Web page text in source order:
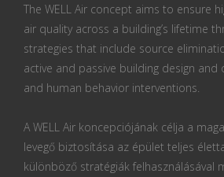
The WELL Air concept aims to ensure
air quality across a building’s lifetime
strategies that include source
active and passive building design
and human behavior interventions.
A WELL Air koncepciójának célja a
levegő biztosítása az épület teljes
különböző stratégiák felhasználásával